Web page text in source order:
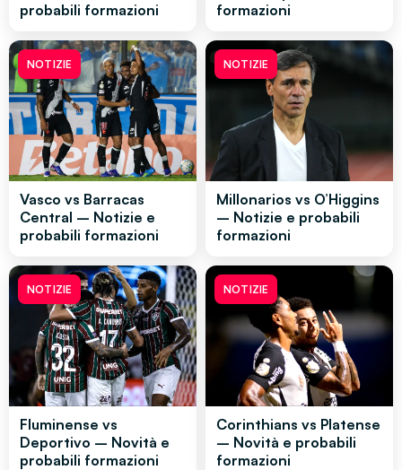
probabili formazioni
formazioni
NOTIZIE
Vasco vs Barracas
Central – Notizie e
probabili formazioni
NOTIZIE
Millonarios vs O’Higgins
– Notizie e probabili
formazioni
NOTIZIE
Fluminense vs
Deportivo – Novità e
probabili formazioni
NOTIZIE
Corinthians vs Platense
– Novità e probabili
formazioni